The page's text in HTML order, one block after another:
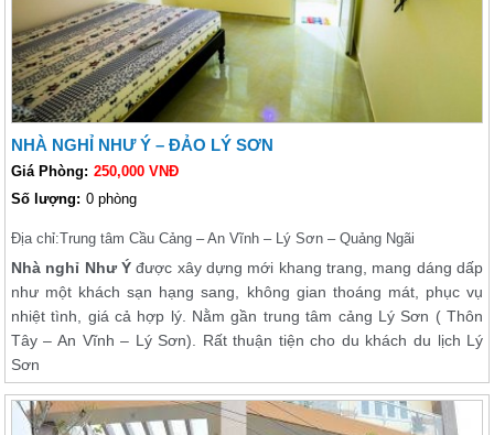
NHÀ NGHỈ NHƯ Ý – ĐẢO LÝ SƠN
Giá Phòng: 250,000 VNĐ
Số lượng: 0 phòng
Địa chỉ:Trung tâm Cầu Cảng – An Vĩnh – Lý Sơn – Quảng Ngãi
Nhà nghỉ Như Ýđược xây dựng mới khang trang, mang dáng dấp
như một khách sạn hạng sang, không gian thoáng mát, phục vụ
nhiệt tình, giá cả hợp lý. Nằm gần trung tâm cảng Lý Sơn ( Thôn
Tây – An Vĩnh – Lý Sơn). Rất thuận tiện cho du khách du lịch Lý
Sơn